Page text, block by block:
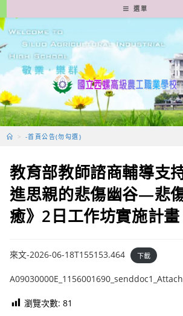
轉
至
要
容
選單
> -首頁公告(勿勾選)
教育部教師諮商輔導支
進思親的悲傷幽谷—悲
癒》2日工作坊實施計畫
來文-2026-06-18T155153.464 下載
瀏覽次數: 81